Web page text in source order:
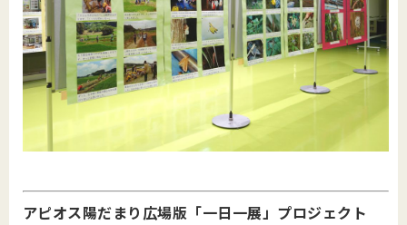
アピオス陽だまり広場版「一日一展」プロジェクト